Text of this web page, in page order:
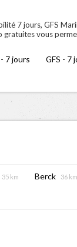
7 jours, GFS
gratuites vous
7 jours GFS - 7
35 km Berck 36 km